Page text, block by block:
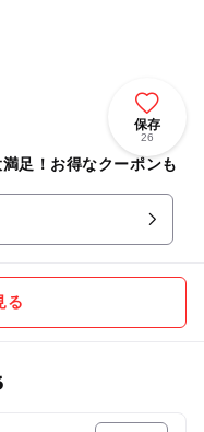
保存
26
足！お得なクーポンも
る